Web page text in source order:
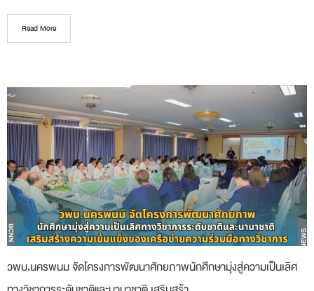
Read More
วพบ.นครพนม จัดโครงการพัฒนาศักยภาพนักศึกษามุ่งสู่ความเป็นเลิศ